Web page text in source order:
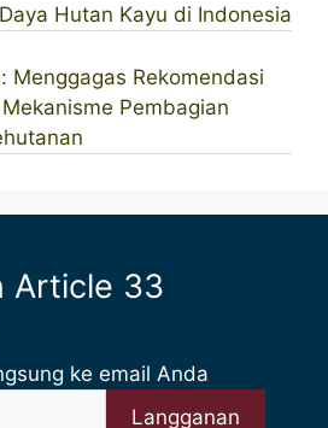
Hutan Kayu di Indonesia
Menggagas Rekomendasi
Pembagian
Article 33
ke email Anda